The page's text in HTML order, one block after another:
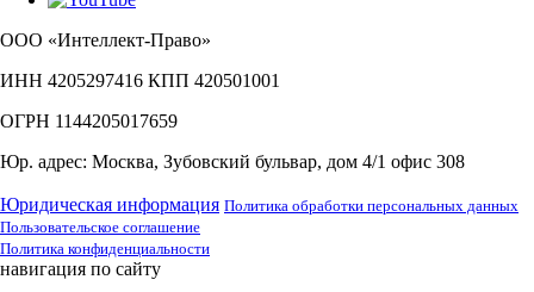
ООО «Интеллект-Право»
ИНН 4205297416 КПП 420501001
ОГРН 1144205017659
Юр. адрес: Москва, Зубовский бульвар, дом 4/1 офис 308
Юридическая информация Политика обработки персональных данных
Пользовательское соглашение
Политика конфиденциальности
навигация по сайту